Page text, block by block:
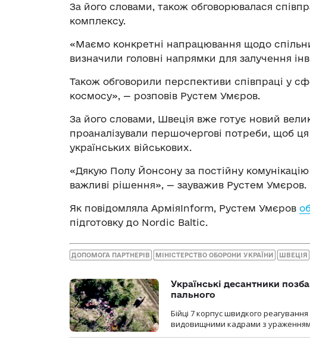
За його словами, також обговорювалася
комплексу.
«Маємо конкретні напрацювання щодо
визначили головні напрямки для залучення
Також обговорили перспективи співпраці у
космосу», — розповів Рустем Умєров.
За його словами, Швеція вже готує новий
проаналізували першочергові потреби, щоб
українських військових.
«Дякую Полу Йонсону за постійну
важливі рішення», — зауважив Рустем Умєров.
Як повідомляла АрміяInform, Рустем Умєров
підготовку до Nordic Baltic.
ДОПОМОГА ПАРТНЕРІВ МІНІСТЕРСТВО ОБОРОНИ УКРАЇНИ ШВЕЦІЯ
Українські десантники
пального
Бійці 7 корпус швидкого
видовищними кадрами з